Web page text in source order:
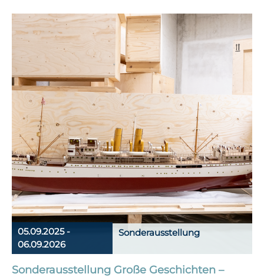
Sonderausstellung
05.09.2025 -
06.09.2026
Sonderausstellung Große Geschichten –